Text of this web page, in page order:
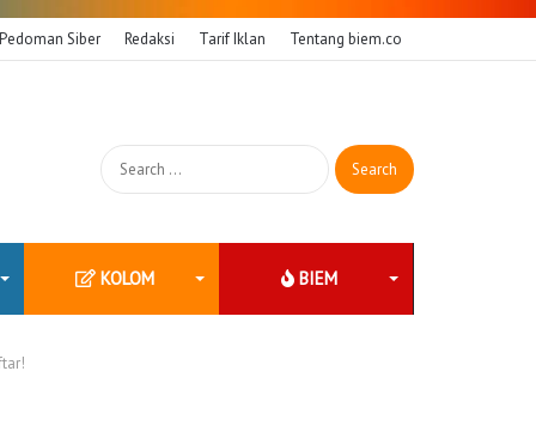
Pedoman Siber Redaksi Tarif Iklan Tentang biem.co
Search
for:
KOLOM BIEM